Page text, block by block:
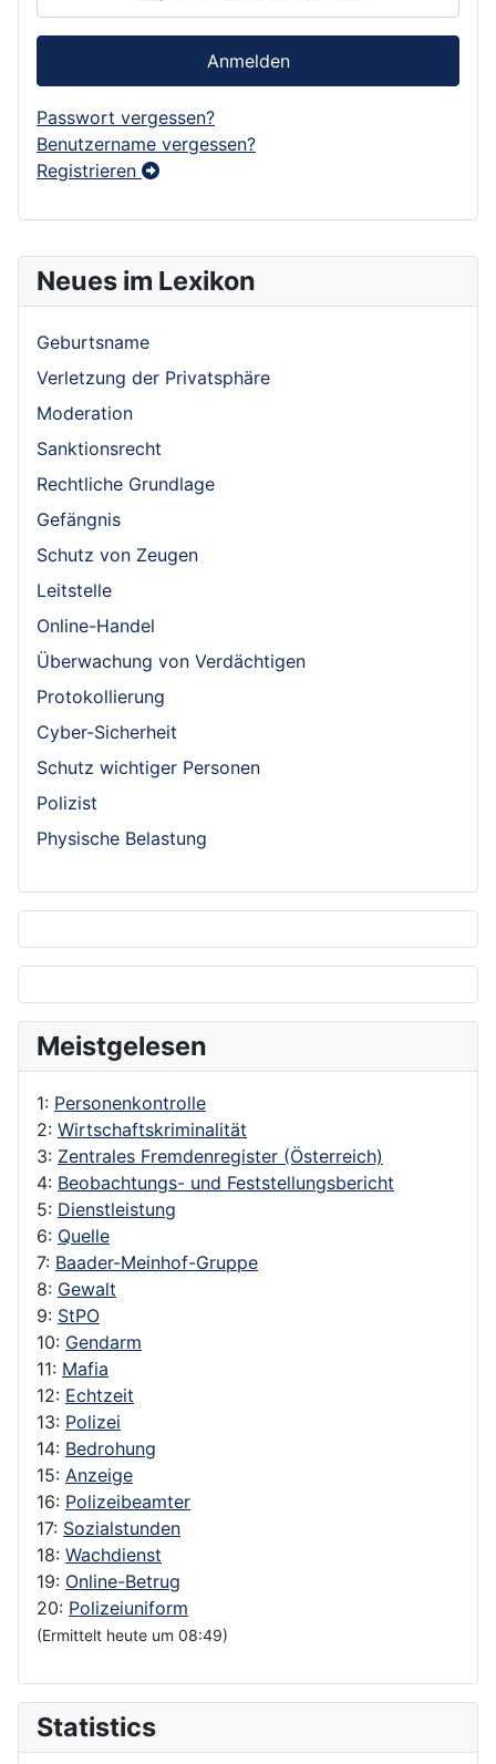
Neues im Lexikon
Geburtsname
Verletzung der Privatsphäre
Moderation
Sanktionsrecht
Rechtliche Grundlage
Gefängnis
Schutz von Zeugen
Leitstelle
Online-Handel
Überwachung von Verdächtigen
Protokollierung
Cyber-Sicherheit
Schutz wichtiger Personen
Polizist
Physische Belastung
Meistgelesen
1: Personenkontrolle
2: Wirtschaftskriminalität
3: Zentrales Fremdenregister (Österreich)
4: Beobachtungs- und Feststellungsbericht
5: Dienstleistung
6: Quelle
7: Baader-Meinhof-Gruppe
8: Gewalt
9: StPO
10: Gendarm
11: Mafia
12: Echtzeit
13: Polizei
14: Bedrohung
15: Anzeige
16: Polizeibeamter
17: Sozialstunden
18: Wachdienst
19: Online-Betrug
20: Polizeiuniform
(Ermittelt heute um 08:49)
Statistics
Anmelden
Passwort vergessen?
Benutzername vergessen?
Registrieren